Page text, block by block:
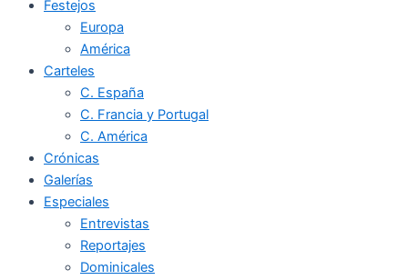
Festejos
Europa
América
Carteles
C. España
C. Francia y Portugal
C. América
Crónicas
Galerías
Especiales
Entrevistas
Reportajes
Dominicales